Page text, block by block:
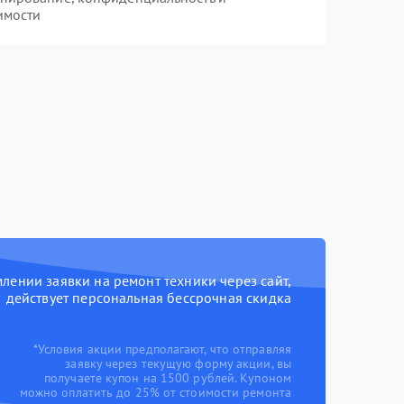
заявки на ремонт техники через сайт,
действует персональная бессрочная скидка
*Условия акции предполагают, что отправляя
заявку через текущую форму акции, вы
получаете купон на 1500 рублей. Купоном
можно оплатить до 25% от стоимости ремонта